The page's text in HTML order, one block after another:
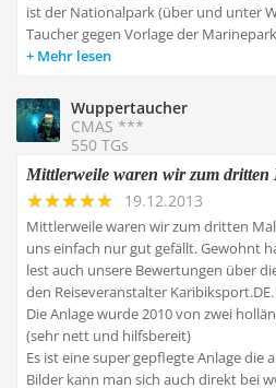
ist der Nationalpark (über und unter
Taucher gegen Vorlage der
Mehr lesen
Wuppertaucher
CMAS ***
550 TGs
Mittlerweile waren wir zum dritten
19.12.2013
Mittlerweile waren wir zum dritten
uns einfach nur gut gefällt. Gewohnt
lest auch unsere Bewertungen über
den Reiseveranstalter
Die Anlage wurde 2010 von zwei
(sehr nett und hilfsbereit)
Es ist eine super gepflegte Anlage die
Bilder kann man sich auch direkt bei